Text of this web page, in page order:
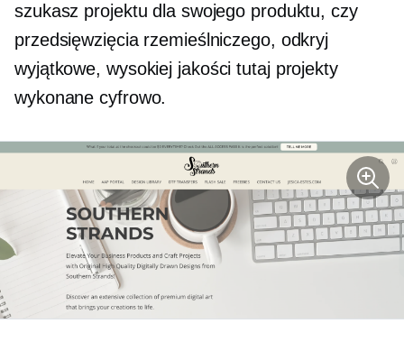
szukasz projektu dla swojego produktu, czy
przedsięwzięcia rzemieślniczego, odkryj
wyjątkowe, wysokiej jakości tutaj projekty
wykonane cyfrowo.